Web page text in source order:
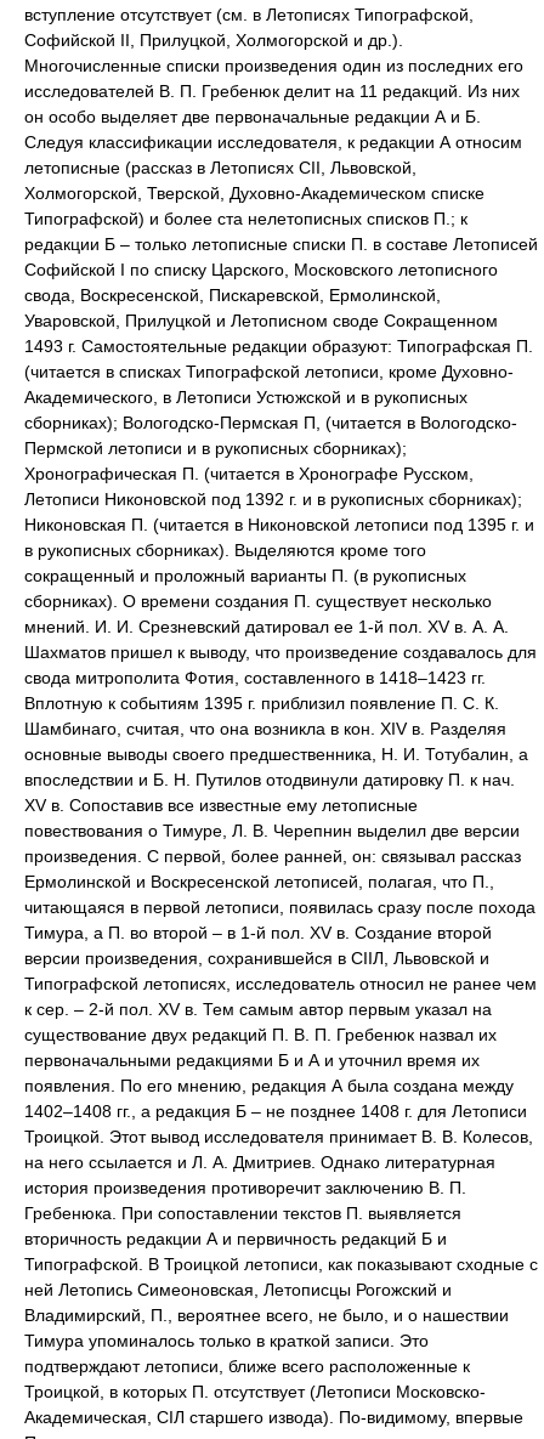
вступление отсутствует (см. в Летописях Типографской,
Софийской II, Прилуцкой, Холмогорской и др.).
Многочисленные списки произведения один из последних его
исследователей В. П. Гребенюк делит на 11 редакций. Из них
он особо выделяет две первоначальные редакции А и Б.
Следуя классификации исследователя, к редакции А относим
летописные (рассказ в Летописях СII, Львовской,
Холмогорской, Тверской, Духовно-Академическом списке
Типографской) и более ста нелетописных списков П.; к
редакции Б – только летописные списки П. в составе Летописей
Софийской I по списку Царского, Московского летописного
свода, Воскресенской, Пискаревской, Ермолинской,
Уваровской, Прилуцкой и Летописном своде Сокращенном
1493 г. Самостоятельные редакции образуют: Типографская П.
(читается в списках Типографской летописи, кроме Духовно-
Академического, в Летописи Устюжской и в рукописных
сборниках); Вологодско-Пермская П, (читается в Вологодско-
Пермской летописи и в рукописных сборниках);
Хронографическая П. (читается в Хронографе Русском,
Летописи Никоновской под 1392 г. и в рукописных сборниках);
Никоновская П. (читается в Никоновской летописи под 1395 г. и
в рукописных сборниках). Выделяются кроме того
сокращенный и проложный варианты П. (в рукописных
сборниках). О времени создания П. существует несколько
мнений. И. И. Срезневский датировал ее 1-й пол. XV в. А. А.
Шахматов пришел к выводу, что произведение создавалось для
свода митрополита Фотия, составленного в 1418–1423 гг.
Вплотную к событиям 1395 г. приблизил появление П. С. К.
Шамбинаго, считая, что она возникла в кон. XIV в. Разделяя
основные выводы своего предшественника, Н. И. Тотубалин, а
впоследствии и Б. Н. Путилов отодвинули датировку П. к нач.
XV в. Сопоставив все известные ему летописные
повествования о Тимуре, Л. В. Черепнин выделил две версии
произведения. С первой, более ранней, он: связывал рассказ
Ермолинской и Воскресенской летописей, полагая, что П.,
читающаяся в первой летописи, появилась сразу после похода
Тимура, а П. во второй – в 1-й пол. XV в. Создание второй
версии произведения, сохранившейся в СIIЛ, Львовской и
Типографской летописях, исследователь относил не ранее чем
к сер. – 2-й пол. XV в. Тем самым автор первым указал на
существование двух редакций П. В. П. Гребенюк назвал их
первоначальными редакциями Б и А и уточнил время их
появления. По его мнению, редакция А была создана между
1402–1408 гг., а редакция Б – не позднее 1408 г. для Летописи
Троицкой. Этот вывод исследователя принимает В. В. Колесов,
на него ссылается и Л. А. Дмитриев. Однако литературная
история произведения противоречит заключению В. П.
Гребенюка. При сопоставлении текстов П. выявляется
вторичность редакции А и первичность редакций Б и
Типографской. В Троицкой летописи, как показывают сходные с
ней Летопись Симеоновская, Летописцы Рогожский и
Владимирский, П., вероятнее всего, не было, и о нашествии
Тимура упоминалось только в краткой записи. Это
подтверждают летописи, ближе всего расположенные к
Троицкой, в которых П. отсутствует (Летописи Московско-
Академическая, СIЛ старшего извода). По-видимому, впервые